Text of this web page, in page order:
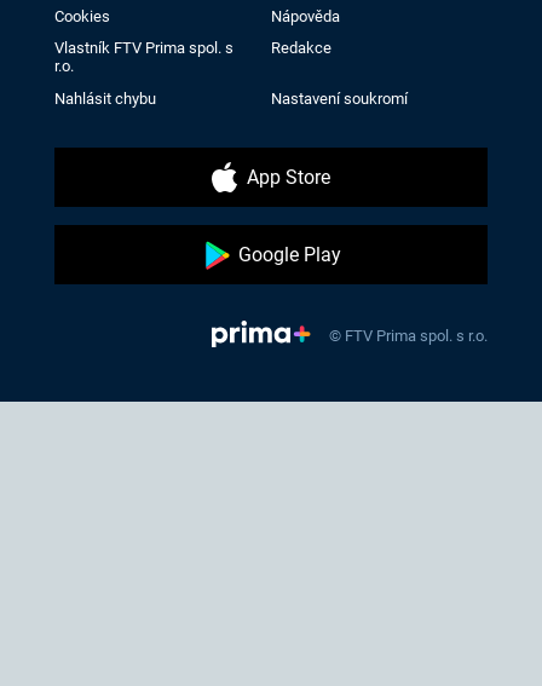
Cookies
Nápověda
Vlastník FTV Prima spol. s
r.o.
Redakce
Nahlásit chybu Nastavení soukromí
App Store
Google Play
© FTV Prima spol. s r.o.